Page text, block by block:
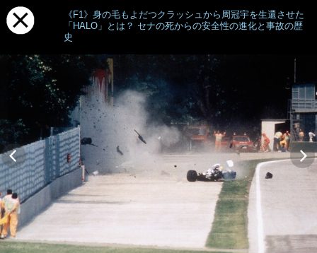
《F1》身の毛もよだつクラッシュから周冠宇を生還させた
「HALO」とは？ セナの死からの安全性の進化と事故の歴
史